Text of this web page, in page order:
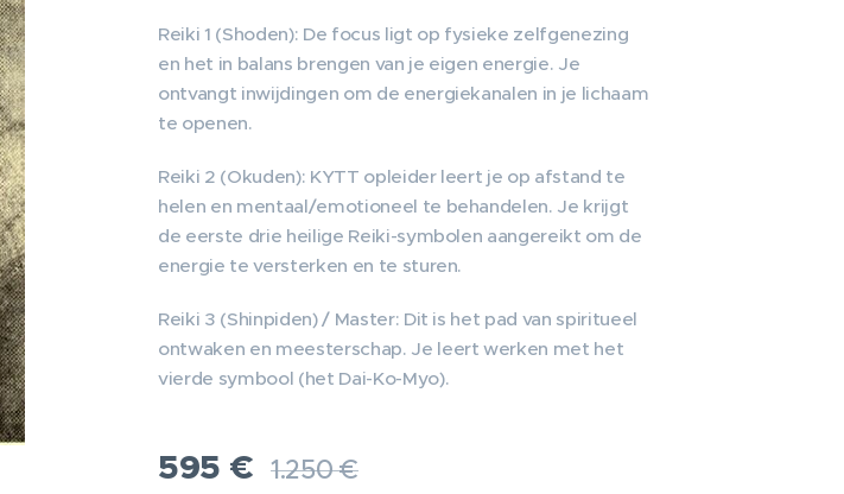
Reiki 1 (Shoden): De focus ligt op fysieke zelfgenezing
en het in balans brengen van je eigen energie. Je
ontvangt inwijdingen om de energiekanalen in je lichaam
te openen.
Reiki 2 (Okuden): KYTT opleider leert je op afstand te
helen en mentaal/emotioneel te behandelen. Je krijgt
de eerste drie heilige Reiki-symbolen aangereikt om de
energie te versterken en te sturen.
Reiki 3 (Shinpiden) / Master: Dit is het pad van spiritueel
ontwaken en meesterschap. Je leert werken met het
vierde symbool (het Dai-Ko-Myo).
595 € 1.250€